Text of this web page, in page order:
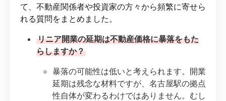
て、不動産関係者や投資家の方々から頻繁に寄せら
れる質問をまとめました。
リニア開業の延期は不動産価格に暴落をもた
らしますか？
暴落の可能性は低いと考えられます。開業
延期は残念な材料ですが、名古屋駅の拠点
性自体が変わるわけではありません。むし